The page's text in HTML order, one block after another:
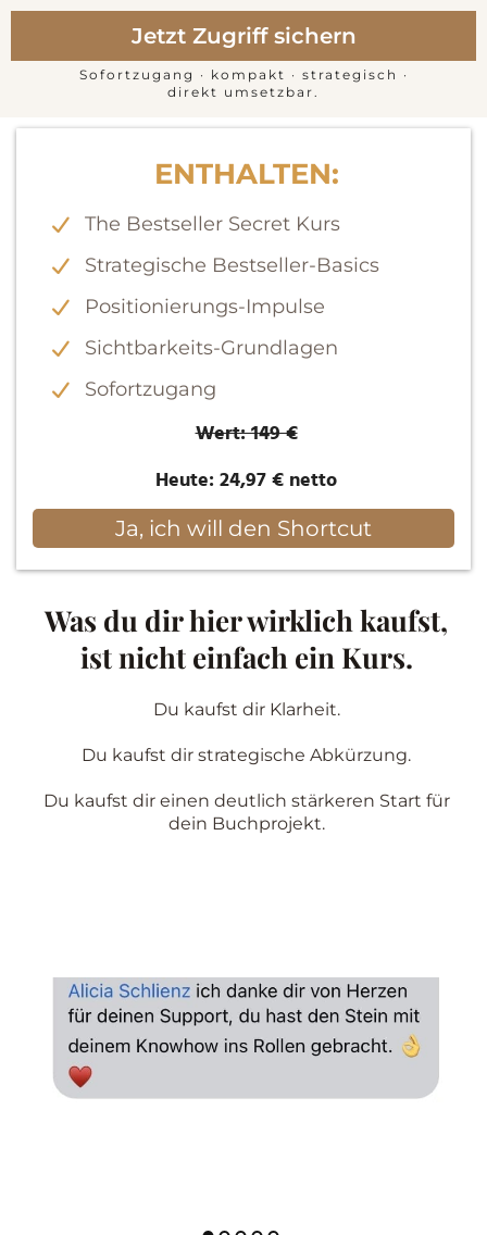
Jetzt Zugriff sichern
Sofortzugang · kompakt · strategisch ·
direkt umsetzbar.
ENTHALTEN:
The Bestseller Secret Kurs
Strategische Bestseller-Basics
Positionierungs-Impulse
Sichtbarkeits-Grundlagen
Sofortzugang
Wert: 149 €
Heute: 24,97 € netto
Ja, ich will den Shortcut
Was du dir hier wirklich kaufst,
ist nicht einfach ein Kurs.
Du kaufst dir Klarheit.
Du kaufst dir strategische Abkürzung.
Du kaufst dir einen deutlich stärkeren Start für
dein Buchprojekt.